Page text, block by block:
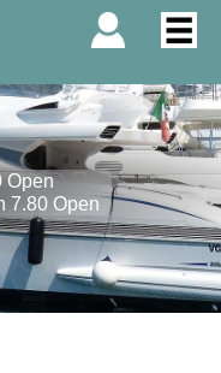
Open
7.80 Open